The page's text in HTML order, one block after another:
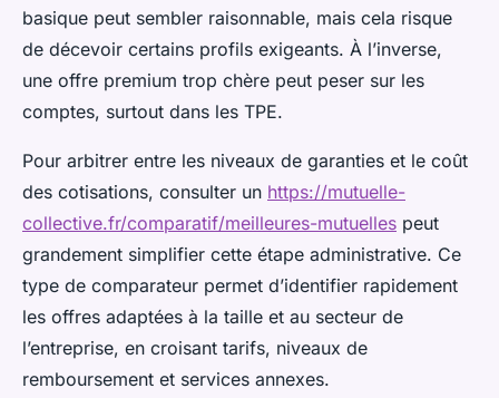
basique peut sembler raisonnable, mais cela risque
de décevoir certains profils exigeants. À l’inverse,
une offre premium trop chère peut peser sur les
comptes, surtout dans les TPE.
Pour arbitrer entre les niveaux de garanties et le coût
des cotisations, consulter un https://mutuelle-
collective.fr/comparatif/meilleures-mutuelles peut
grandement simplifier cette étape administrative. Ce
type de comparateur permet d’identifier rapidement
les offres adaptées à la taille et au secteur de
l’entreprise, en croisant tarifs, niveaux de
remboursement et services annexes.